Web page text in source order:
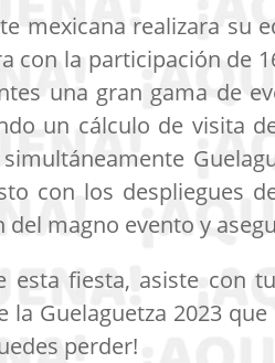
mexicana realizara su
con la participación de
una gran gama de
un cálculo de visita
con los despliegues
del magno evento y
esta fiesta, asiste con
la Guelaguetza 2023
perder!